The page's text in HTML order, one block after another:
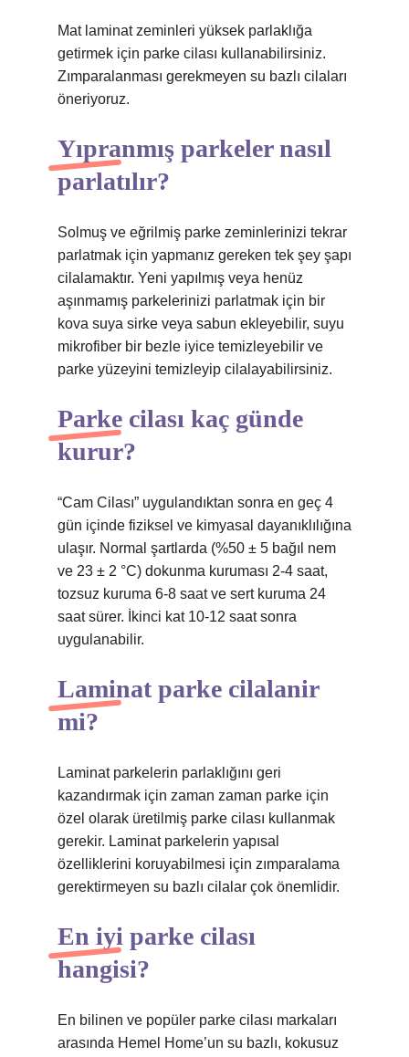
Mat laminat zeminleri yüksek parlaklığa
getirmek için parke cilası kullanabilirsiniz.
Zımparalanması gerekmeyen su bazlı cilaları
öneriyoruz.
Yıpranmış parkeler nasıl
parlatılır?
Solmuş ve eğrilmiş parke zeminlerinizi tekrar
parlatmak için yapmanız gereken tek şey şapı
cilalamaktır. Yeni yapılmış veya henüz
aşınmamış parkelerinizi parlatmak için bir
kova suya sirke veya sabun ekleyebilir, suyu
mikrofiber bir bezle iyice temizleyebilir ve
parke yüzeyini temizleyip cilalayabilirsiniz.
Parke cilası kaç günde
kurur?
“Cam Cilası” uygulandıktan sonra en geç 4
gün içinde fiziksel ve kimyasal dayanıklılığına
ulaşır. Normal şartlarda (%50 ± 5 bağıl nem
ve 23 ± 2 °C) dokunma kuruması 2-4 saat,
tozsuz kuruma 6-8 saat ve sert kuruma 24
saat sürer. İkinci kat 10-12 saat sonra
uygulanabilir.
Laminat parke cilalanir
mi?
Laminat parkelerin parlaklığını geri
kazandırmak için zaman zaman parke için
özel olarak üretilmiş parke cilası kullanmak
gerekir. Laminat parkelerin yapısal
özelliklerini koruyabilmesi için zımparalama
gerektirmeyen su bazlı cilalar çok önemlidir.
En iyi parke cilası
hangisi?
En bilinen ve popüler parke cilası markaları
arasında Hemel Home’un su bazlı, kokusuz